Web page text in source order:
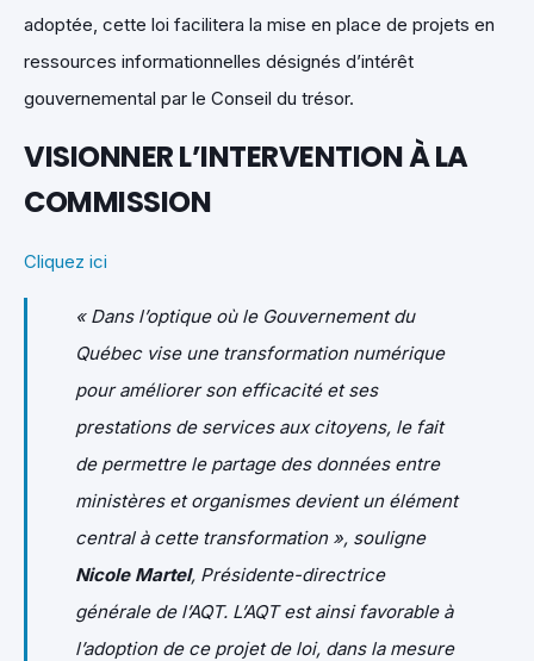
adoptée, cette loi facilitera la mise en place de projets en
ressources informationnelles désignés d’intérêt
gouvernemental par le Conseil du trésor.
VISIONNER L’INTERVENTION À LA
COMMISSION
Cliquez ici
« Dans l’optique où le Gouvernement du
Québec vise une transformation numérique
pour améliorer son efficacité et ses
prestations de services aux citoyens, le fait
de permettre le partage des données entre
ministères et organismes devient un élément
central à cette transformation », souligne
Nicole Martel, Présidente-directrice
générale de l’AQT. L’AQT est ainsi favorable à
l’adoption de ce projet de loi, dans la mesure